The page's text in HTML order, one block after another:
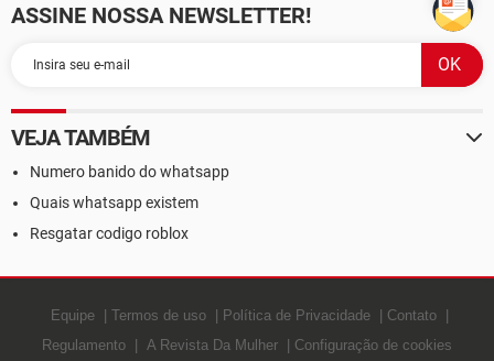
ASSINE NOSSA NEWSLETTER!
VEJA TAMBÉM
Numero banido do whatsapp
Quais whatsapp existem
Resgatar codigo roblox
Equipe Termos de uso Política de Privacidade
Contato
Regulamento
A Revista Da Mulher Configuração de cookies